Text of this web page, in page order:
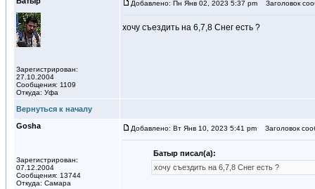
Зарегистрирован:
27.10.2004
Сообщения: 1109
Откуда: Уфа
Добавлено: Пн Янв 02, 2023 5:37 pm Заголовок
хочу съездить на 6,7,8 Снег есть ?
Вернуться к началу
Gosha
Зарегистрирован:
07.12.2004
Сообщения: 13744
Откуда: Самара
Добавлено: Вт Янв 10, 2023 5:41 pm Заголовок
Батыр писал(а):
хочу съездить на 6,7,8 Снег есть ?